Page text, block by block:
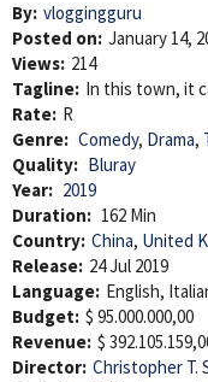
By: vloggingguru
Posted on: January 14,
Views: 214
Tagline: In this town, it
Rate: R
Genre: Comedy, Drama,
Quality: Bluray
Year: 2019
Duration: 162 Min
Country: China, United
Release: 24 Jul 2019
Language: English,
Budget: $ 95.000.000,00
Revenue: $
Director: Christopher T.